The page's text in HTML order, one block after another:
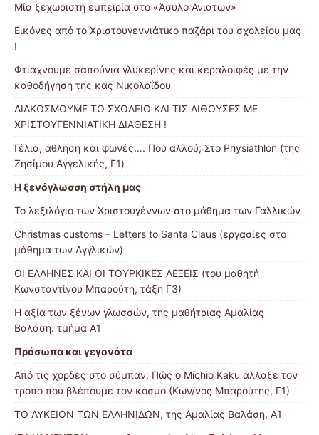
Μία ξεχωριστή εμπειρία στο «Άσυλο Ανιάτων»
Εικόνες από το Χριστουγεννιάτικο παζάρι του σχολείου μας
!
Φτιάχνουμε σαπούνια γλυκερίνης και κεραλοιφές με την
καθοδήγηση της κας Νικολαΐδου
ΔΙΑΚΟΣΜΟΥΜΕ ΤΟ ΣΧΟΛΕΙΟ ΚΑΙ ΤΙΣ ΑΙΘΟΥΣΕΣ ΜΕ
ΧΡΙΣΤΟΥΓΕΝΝΙΑΤΙΚΗ ΔΙΑΘΕΣΗ !
Γέλια, άθληση και φωνές…. Πού αλλού; Στο Physiathlon (της
Ζησίμου Αγγελικής, Γ1)
Η ξενόγλωσση στήλη μας
Το λεξιλόγιο των Χριστουγέννων στο μάθημα των Γαλλικών
Christmas customs – Letters to Santa Claus (εργασίες στο
μάθημα των Αγγλικών)
ΟΙ ΕΛΛΗΝΕΣ ΚΑΙ ΟΙ ΤΟΥΡΚΙΚΕΣ ΛΕΞΕΙΣ (του μαθητή
Κωνσταντίνου Μπαρούτη, τάξη Γ3)
Η αξία των ξένων γλωσσών, της μαθήτριας Αμαλίας
Βαλάση. τμήμα Α1
Πρόσωπα και γεγονότα
Από τις χορδές στο σύμπαν: Πώς ο Michio Kaku άλλαξε τον
τρόπο που βλέπουμε τον κόσμο (Κων/νος Μπαρούτης, Γ1)
ΤΟ ΛΥΚΕΙΟΝ ΤΩΝ ΕΛΛΗΝΙΔΩΝ, της Αμαλίας Βαλάση, Α1